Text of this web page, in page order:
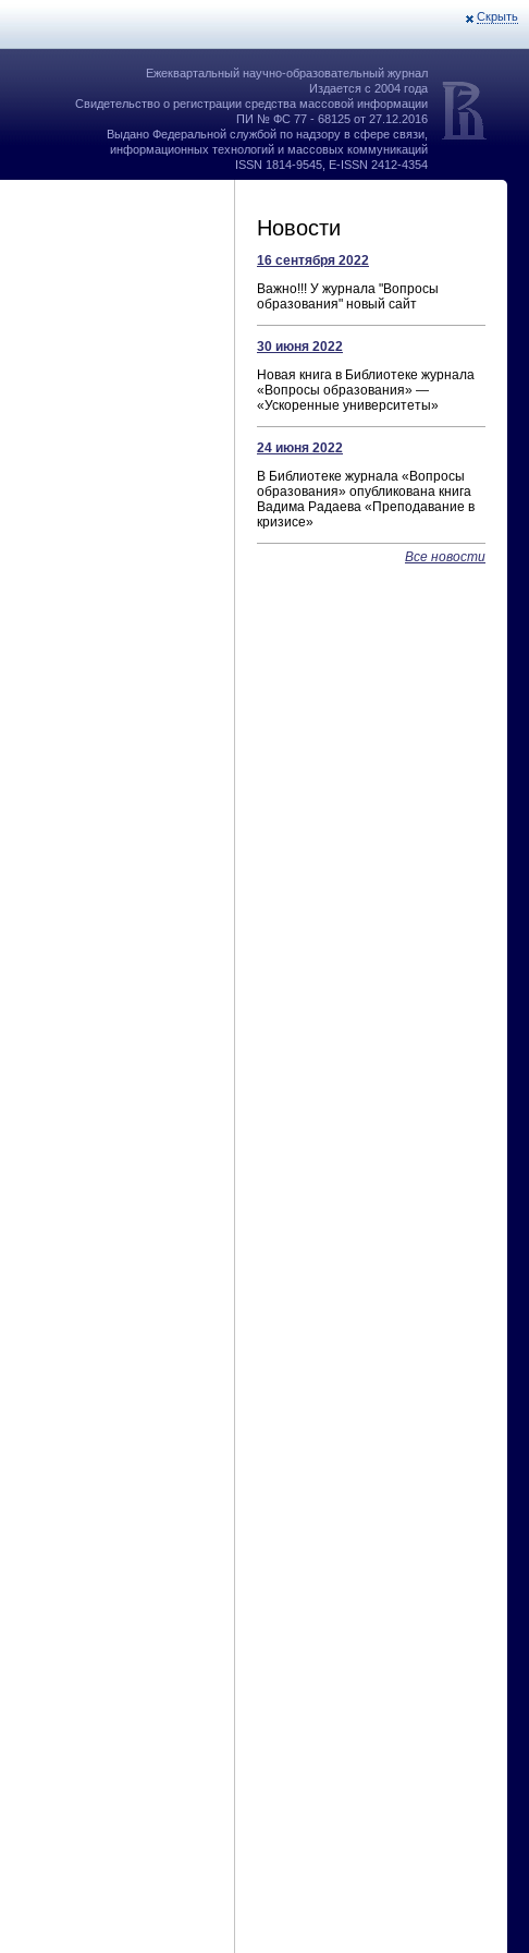
Скрыть
Ежеквартальный научно-образовательный журнал
Издается с 2004 года
Свидетельство о регистрации средства массовой информации
ПИ № ФС 77 - 68125 от 27.12.2016
Выдано Федеральной службой по надзору в сфере связи,
информационных технологий и массовых коммуникаций
ISSN 1814-9545, E-ISSN 2412-4354
Новости
16 сентября 2022
Важно!!! У журнала "Вопросы
образования" новый сайт
30 июня 2022
Новая книга в Библиотеке журнала
«Вопросы образования» —
«Ускоренные университеты»
24 июня 2022
В Библиотеке журнала «Вопросы
образования» опубликована книга
Вадима Радаева «Преподавание в
кризисе»
Все новости